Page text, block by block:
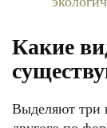
Какие
Выделяют три